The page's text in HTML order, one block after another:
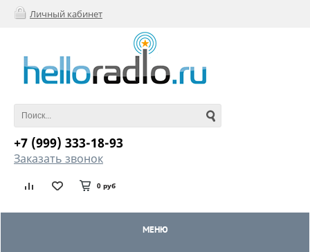
Личный кабинет
+7 (999) 333-18-93
Заказать звонок
0 руб
МЕНЮ